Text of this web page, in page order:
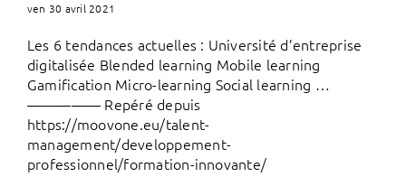
ven 30 avril 2021
Les 6 tendances actuelles : Université d’entreprise
digitalisée Blended learning Mobile learning
Gamification Micro-learning Social learning …
————— Repéré depuis
https://moovone.eu/talent-
management/developpement-
professionnel/formation-innovante/